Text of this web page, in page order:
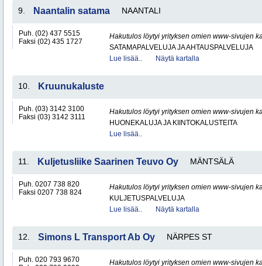
9. Naantalin satama NAANTALI
Puh. (02) 437 5515
Faksi (02) 435 1727
Hakutulos löytyi yrityksen omien www-sivujen
SATAMAPALVELUJA JA AHTAUSPALVELUJA
Lue lisää..
Näytä kartalla
10. Kruunukaluste
Puh. (03) 3142 3100
Faksi (03) 3142 3111
Hakutulos löytyi yrityksen omien www-sivujen
HUONEKALUJA JA KIINTOKALUSTEITA
Lue lisää..
11. Kuljetusliike Saarinen Teuvo Oy MÄNTSÄLÄ
Puh. 0207 738 820
Faksi 0207 738 824
Hakutulos löytyi yrityksen omien www-sivujen
KULJETUSPALVELUJA
Lue lisää..
Näytä kartalla
12. Simons L Transport Ab Oy NÄRPES ST
Puh. 020 793 9670
Hakutulos löytyi yrityksen omien www-sivujen